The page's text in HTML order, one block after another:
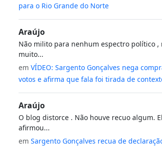
para o Rio Grande do Norte
Araújo
Não milito para nenhum espectro político ,
muito...
em VÍDEO: Sargento Gonçalves nega
votos e afirma que fala foi tirada de
Araújo
O blog distorce . Não houve recuo algum.
afirmou...
em Sargento Gonçalves recua de